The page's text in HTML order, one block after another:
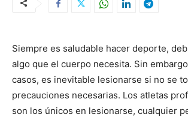
Siempre es saludable hacer deporte,
algo que el cuerpo necesita. Sin
casos, es inevitable lesionarse si no se
precauciones necesarias. Los atletas
son los únicos en lesionarse, cualquier